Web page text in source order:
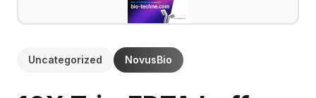
Uncategorized NovusBio